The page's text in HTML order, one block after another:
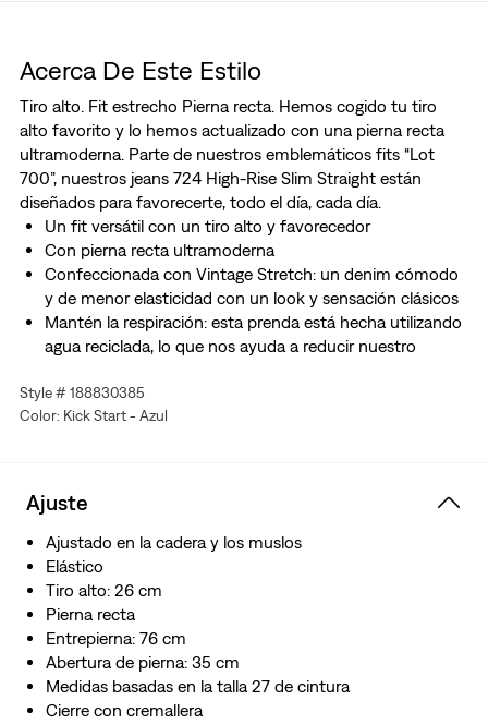
Acerca De Este Estilo
Tiro alto. Fit estrecho Pierna recta. Hemos cogido tu tiro
alto favorito y lo hemos actualizado con una pierna recta
ultramoderna. Parte de nuestros emblemáticos fits “Lot
700”, nuestros jeans 724 High-Rise Slim Straight están
diseñados para favorecerte, todo el día, cada día.
Un fit versátil con un tiro alto y favorecedor
Con pierna recta ultramoderna
Confeccionada con Vintage Stretch: un denim cómodo
y de menor elasticidad con un look y sensación clásicos
Mantén la respiración: esta prenda está hecha utilizando
agua reciclada, lo que nos ayuda a reducir nuestro
Style # 188830385
Color: Kick Start - Azul
Ajuste
Ajustado en la cadera y los muslos
Elástico
Tiro alto: 26 cm
Pierna recta
Entrepierna: 76 cm
Abertura de pierna: 35 cm
Medidas basadas en la talla 27 de cintura
Cierre con cremallera